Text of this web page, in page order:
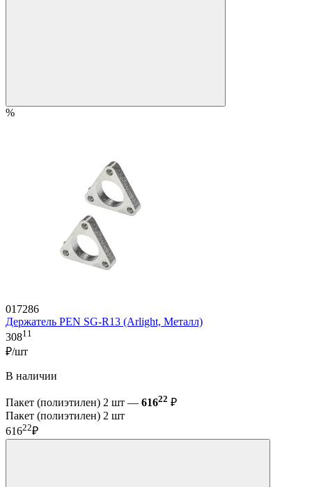
%
017286
Держатель PEN SG-R13 (Arlight, Металл)
30811
₽/шт
В наличии
Пакет (полиэтилен) 2 шт — 61622 ₽
Пакет (полиэтилен) 2 шт
61622₽